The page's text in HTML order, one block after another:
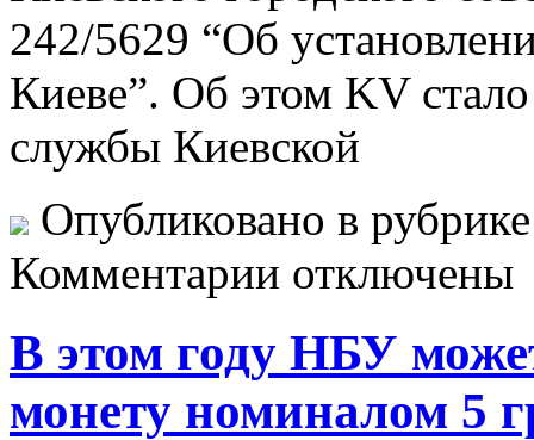
242/5629 “Об
Киеве”. Об этом KV
службы Киевской
Опубликовано в
Комментарии отключены
В этом году НБУ
монету номиналом 5